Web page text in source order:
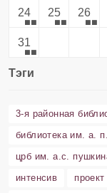
24 25 26
31
Тэги
3-я районная
библиотека им. а.
црб им. а.с.
интенсив